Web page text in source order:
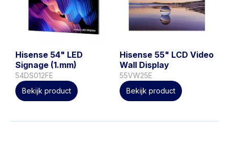
Hisense 54" LED
Signage (1.​mm)
54DS012FE
Bekijk product
Hisense 55" LCD Video
Wall Display
55VW25E
Bekijk product